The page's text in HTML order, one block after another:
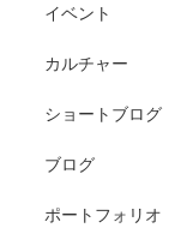
イベント
カルチャー
ショートブログ
ブログ
ポートフォリオ